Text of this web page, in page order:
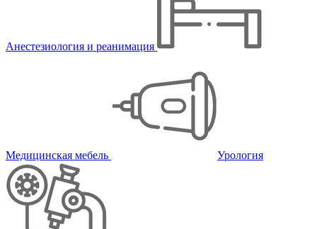
Анестезиология и реанимация
Медицинская мебель Урология